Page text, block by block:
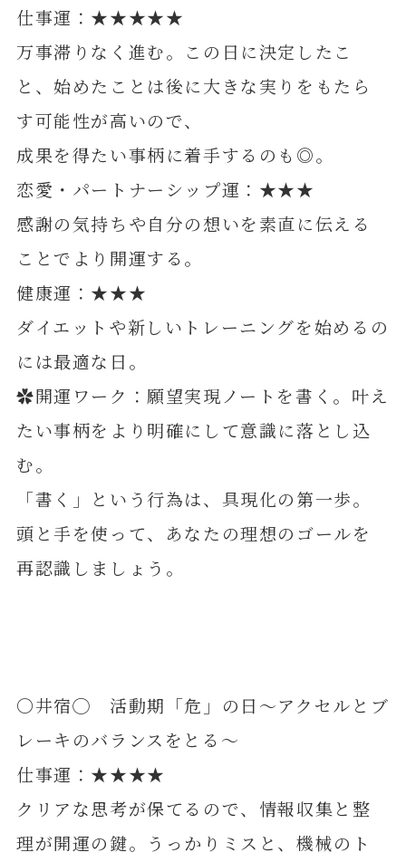
仕事運：★★★★★
万事滞りなく進む。この日に決定したこ
と、始めたことは後に大きな実りをもたら
す可能性が高いので、
成果を得たい事柄に着手するのも◎。
恋愛・パートナーシップ運：★★★
感謝の気持ちや自分の想いを素直に伝える
ことでより開運する。
健康運：★★★
ダイエットや新しいトレーニングを始めるの
には最適な日。
✿開運ワーク：願望実現ノートを書く。叶え
たい事柄をより明確にして意識に落とし込
む。
「書く」という行為は、具現化の第一歩。
頭と手を使って、あなたの理想のゴールを
再認識しましょう。
〇井宿◯ 活動期「危」の日～アクセルとブ
レーキのバランスをとる～
仕事運：★★★★
クリアな思考が保てるので、情報収集と整
理が開運の鍵。うっかりミスと、機械のト